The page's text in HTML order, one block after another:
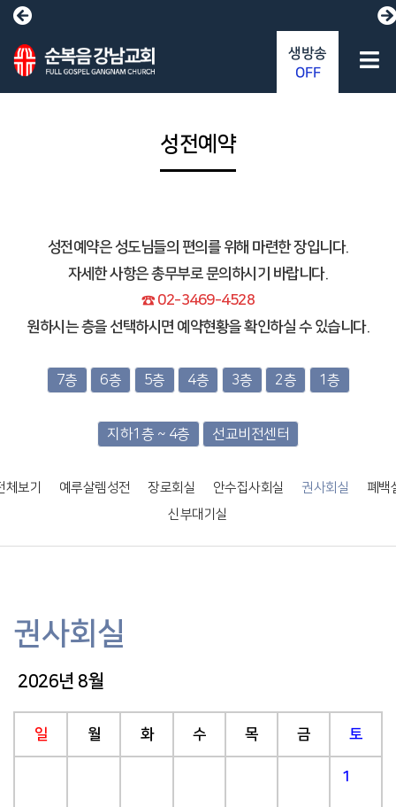
성전예약
성전예약은 성도님들의 편의를 위해 마련한 장입니다.
자세한 사항은 총무부로 문의하시기 바랍니다.
☎ 02-3469-4528
원하시는 층을 선택하시면 예약현황을 확인하실 수 있습니다.
7층 6층 5층 4층 3층 2층 1층
지하1층 ~ 4층 선교비전센터
체보기 예루살렘성전 장로회실 안수집사회실 권사회실
폐백
신부대기실
권사회실
2026년 8월
일 월 화 수 목 금 토
1
생방송
OFF